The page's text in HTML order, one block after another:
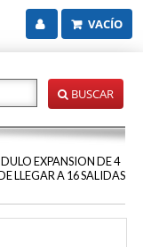
VACÍO
BUSCAR
EXPANSION DE 4
LLEGAR A 16 SALIDAS